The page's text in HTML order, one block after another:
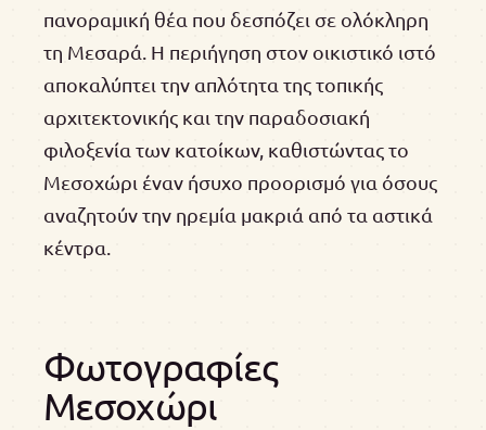
πανοραμική θέα που δεσπόζει σε ολόκληρη
τη Μεσαρά. Η περιήγηση στον οικιστικό ιστό
αποκαλύπτει την απλότητα της τοπικής
αρχιτεκτονικής και την παραδοσιακή
φιλοξενία των κατοίκων, καθιστώντας το
Μεσοχώρι έναν ήσυχο προορισμό για όσους
αναζητούν την ηρεμία μακριά από τα αστικά
κέντρα.
Φωτογραφίες
Μεσοχώρι